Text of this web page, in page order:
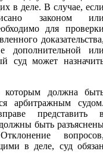
в деле. В случае,
законом
для
дополнительной
суд может
должна
арбитражным
представить
быть
в деле, суд